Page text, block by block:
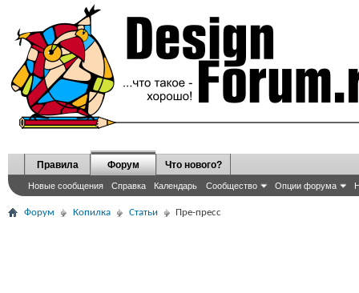
Правила Форум
Новые сообщения Справка Календарь Сообщество Опции форума
Что нового?
Форум Копилка Статьи Пре-пресс